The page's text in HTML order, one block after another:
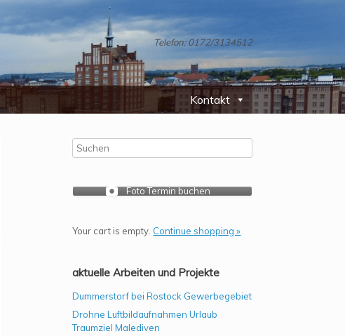
Telefon: 0172/3134512
Kontakt
Foto Termin buchen
Your cart is empty. Continue shopping »
aktuelle Arbeiten und Projekte
Dummerstorf bei Rostock Gewerbegebiet
Drohne Luftbildaufnahmen Urlaub
Traumziel Malediven